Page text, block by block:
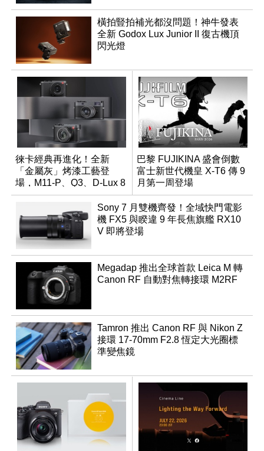
橫拍豎拍補光都沒問題！神牛發表
全新 Godox Lux Junior II 復古機頂
閃光燈
徠卡經典再進化！全新
「金屬灰」烤漆工藝登
場，M11-P、Q3、D-Lux 8
領銜換裝
巴黎 FUJIKINA 盛會倒數
富士新世代機皇 X-T6 傳 9
月第一周登場
Sony 7 月雙機齊發！全域快門電影
機 FX5 與睽違 9 年長焦旗艦 RX10
V 即將登場
Megadap 推出全球首款 Leica M 轉
Canon RF 自動對焦轉接環 M2RF
Tamron 推出 Canon RF 與 Nikon Z
接環 17-70mm F2.8 恆定大光圈標
準變焦鏡